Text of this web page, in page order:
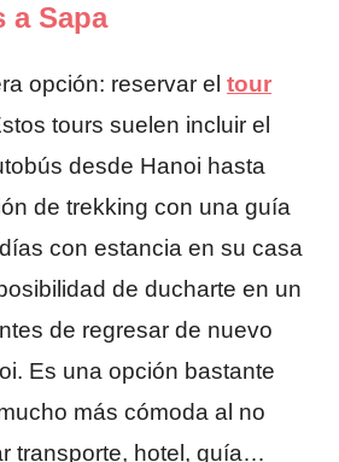
a Sapa
opción: reservar el tour
tours suelen incluir el
desde Hanoi hasta
de trekking con una guía
con estancia en su casa
de ducharte en un
de regresar de nuevo
Es una opción bastante
más cómoda al no
transporte, hotel, guía…